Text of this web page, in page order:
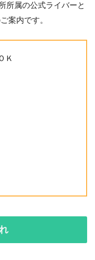
所属の公式ライバーと
案内です。
Ｋ